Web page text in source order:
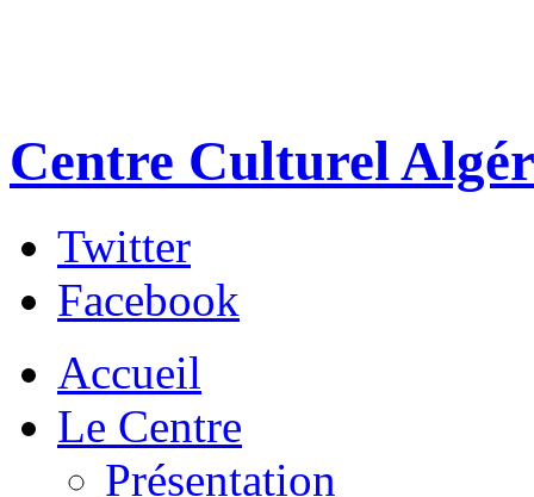
Centre Culturel
Twitter
Facebook
Accueil
Le Centre
Présentation